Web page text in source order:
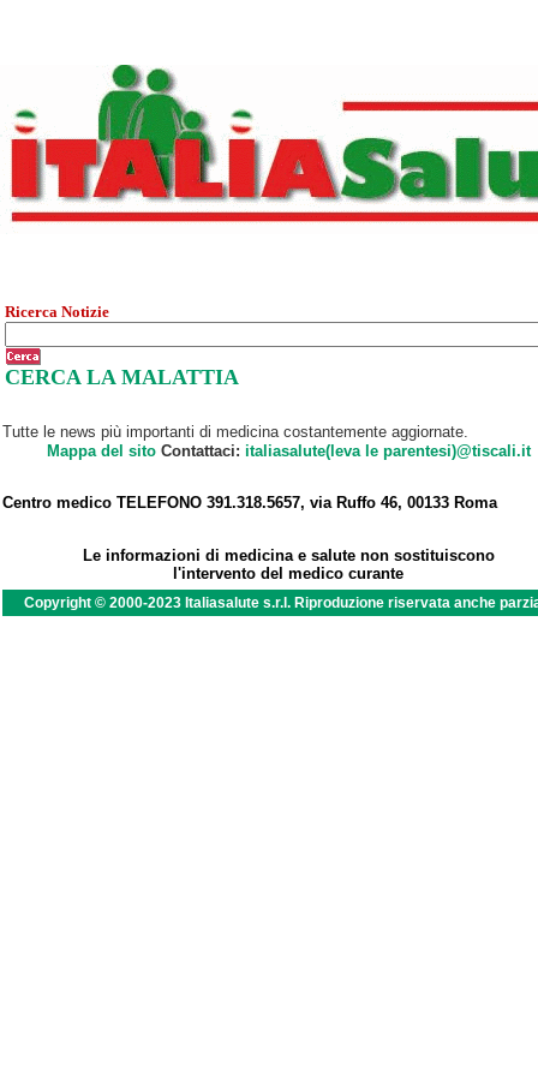
Ricerca Notizie
CERCA LA MALATTIA
Tutte le news più importanti di medicina costantemente aggiornate.
Mappa del sitoContattaci: italiasalute(leva le parentesi)@tiscali.it
Centro medico TELEFONO 391.318.5657, via Ruffo 46, 00133 Roma
Le informazioni di medicina e salute non sostituiscono
l'intervento del medico curante
Copyright © 2000-2023 Italiasalute s.r.l. Riproduzione riservata anche